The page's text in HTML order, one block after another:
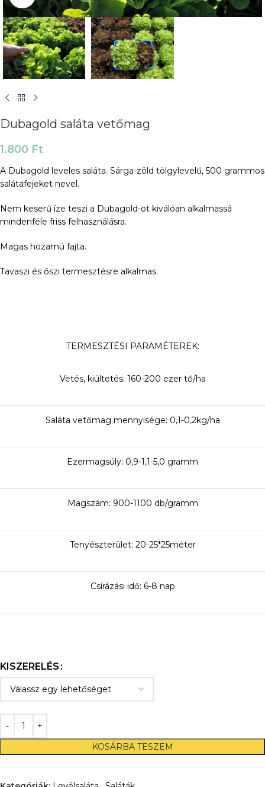
Dubagold saláta vetőmag
1.800 Ft
A Dubagold leveles saláta. Sárga-zöld tölgylevelű, 500 grammos
salátafejeket nevel.
Nem keserű íze teszi a Dubagold-ot kiválóan alkalmassá
mindenféle friss felhasználásra.
Magas hozamú fajta.
Tavaszi és őszi termesztésre alkalmas.
TERMESZTÉSI PARAMÉTEREK:
Vetés, kiültetés: 160-200 ezer tő/ha
Saláta vetőmag mennyisége: 0,1-0,2kg/ha
Ezermagsúly: 0,9-1,1-5,0 gramm
Magszám: 900-1100 db/gramm
Tenyészterület: 20-25*25méter
Csírázási idő: 6-8 nap
KISZERELÉS
KOSÁRBA TESZEM